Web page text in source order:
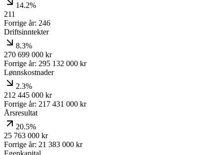
14.2%
211
Forrige år: 246
Driftsinntekter
8.3%
270 699 000 kr
Forrige år: 295 132 000 kr
Lønnskostnader
2.3%
212 445 000 kr
Forrige år: 217 431 000 kr
Årsresultat
20.5%
25 763 000 kr
Forrige år: 21 383 000 kr
Egenkapital